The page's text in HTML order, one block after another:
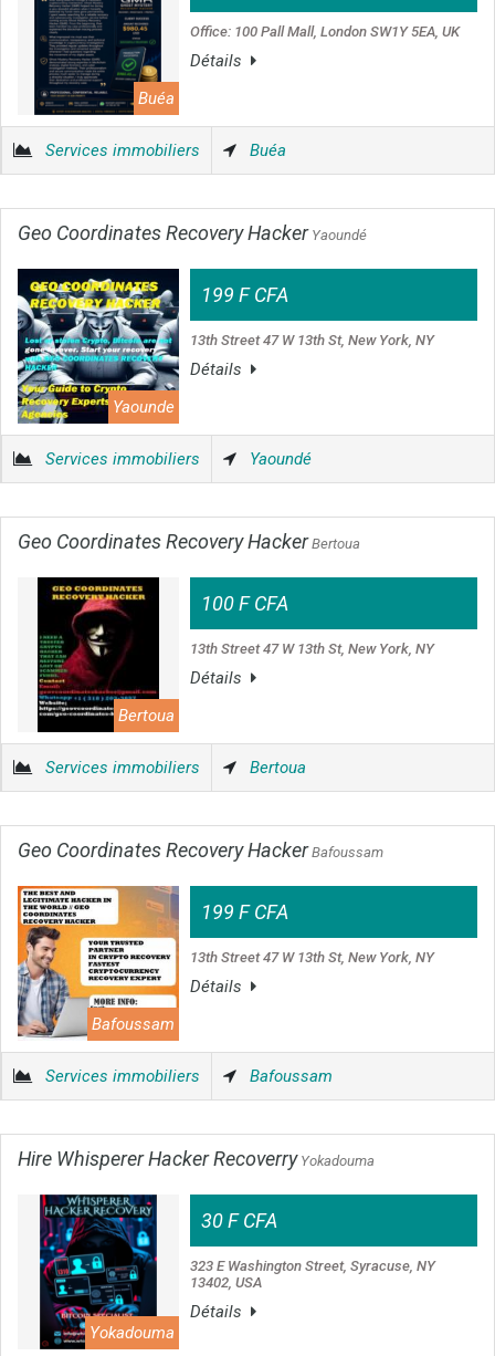
Buéa
Office: 100 Pall Mall, London SW1Y 5EA, UK
Détails
Services immobiliers Buéa
Geo Coordinates Recovery HackerYaoundé
Yaounde
199 F CFA
13th Street 47 W 13th St, New York, NY
Détails
Services immobiliers Yaoundé
Geo Coordinates Recovery HackerBertoua
Bertoua
100 F CFA
13th Street 47 W 13th St, New York, NY
Détails
Services immobiliers Bertoua
Geo Coordinates Recovery HackerBafoussam
Bafoussam
199 F CFA
13th Street 47 W 13th St, New York, NY
Détails
Services immobiliers Bafoussam
Hire Whisperer Hacker RecoverryYokadouma
Yokadouma
30 F CFA
323 E Washington Street, Syracuse, NY
13402, USA
Détails